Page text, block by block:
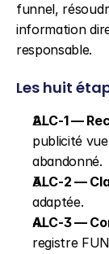
funnel,
information
responsable.
Les huit
ALC-1 —
publicité
abandonné.
ALC-2 —
adaptée.
ALC-3 —
registre